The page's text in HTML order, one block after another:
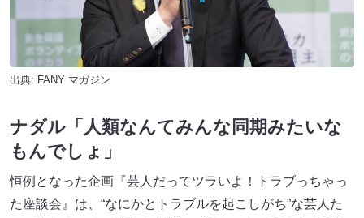
出典: FANY マガジン
ナダル「人類なんてみんな同期みたいな
もんでしょ」
恒例となった企画『芸人だってツラいよ！トラブっちゃっ
た座談会』は、“なにかとトラブルを起こしがち”な芸人た